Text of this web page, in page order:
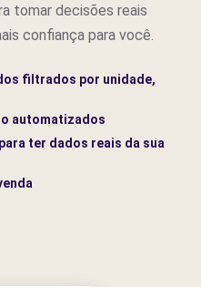
tomar decisões reais
confiança para você.
filtrados por unidade,
automatizados
ter dados reais da sua